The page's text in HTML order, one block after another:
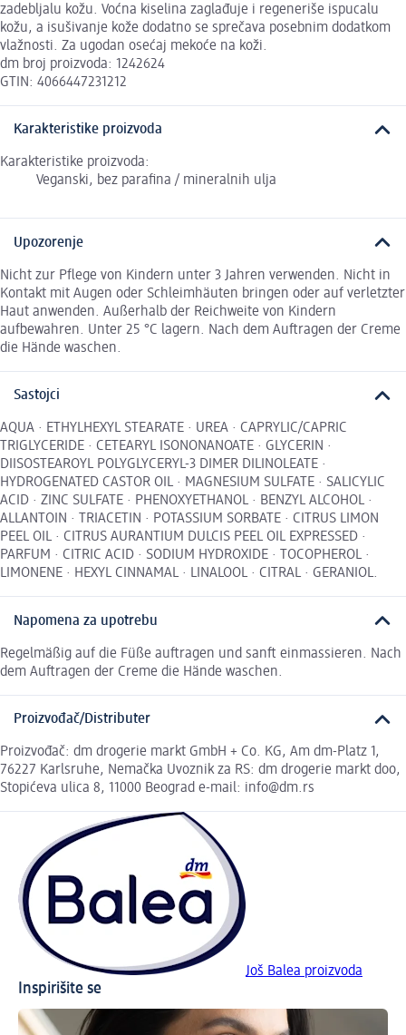
zadebljalu kožu. Voćna kiselina zaglađuje i regeneriše ispucalu
kožu, a isušivanje kože dodatno se sprečava posebnim dodatkom
vlažnosti. Za ugodan osećaj mekoće na koži.
dm broj proizvoda: 1242624
GTIN: 4066447231212
Karakteristike proizvoda
Karakteristike proizvoda:
Veganski, bez parafina / mineralnih ulja
Upozorenje
Nicht zur Pflege von Kindern unter 3 Jahren verwenden. Nicht in
Kontakt mit Augen oder Schleimhäuten bringen oder auf verletzter
Haut anwenden. Außerhalb der Reichweite von Kindern
aufbewahren. Unter 25 °C lagern. Nach dem Auftragen der Creme
die Hände waschen.
Sastojci
AQUA · ETHYLHEXYL STEARATE · UREA · CAPRYLIC/CAPRIC
TRIGLYCERIDE · CETEARYL ISONONANOATE · GLYCERIN ·
DIISOSTEAROYL POLYGLYCERYL-3 DIMER DILINOLEATE ·
HYDROGENATED CASTOR OIL · MAGNESIUM SULFATE · SALICYLIC
ACID · ZINC SULFATE · PHENOXYETHANOL · BENZYL ALCOHOL ·
ALLANTOIN · TRIACETIN · POTASSIUM SORBATE · CITRUS LIMON
PEEL OIL · CITRUS AURANTIUM DULCIS PEEL OIL EXPRESSED ·
PARFUM · CITRIC ACID · SODIUM HYDROXIDE · TOCOPHEROL ·
LIMONENE · HEXYL CINNAMAL · LINALOOL · CITRAL · GERANIOL.
Napomena za upotrebu
Regelmäßig auf die Füße auftragen und sanft einmassieren. Nach
dem Auftragen der Creme die Hände waschen.
Proizvođač/Distributer
Proizvođač: dm drogerie markt GmbH + Co. KG, Am dm-Platz 1,
76227 Karlsruhe, Nemačka Uvoznik za RS: dm drogerie markt doo,
Stopićeva ulica 8, 11000 Beograd e-mail: info@dm.rs
Još Balea proizvoda
Inspirišite se